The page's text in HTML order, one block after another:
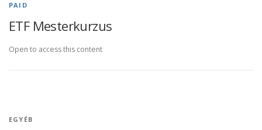
PAID
ETF Mesterkurzus
Open to access this content
EGYÉB